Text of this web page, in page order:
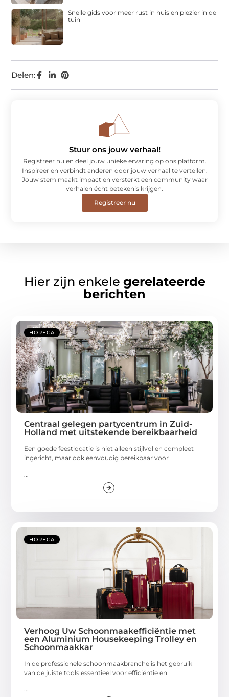
Delen:
Snelle gids voor meer rust in huis en plezier in de
tuin
Stuur ons jouw verhaal!
Registreer nu en deel jouw unieke ervaring op ons platform.
Inspireer en verbindt anderen door jouw verhaal te vertellen.
Jouw stem maakt impact en versterkt een community waar
verhalen écht betekenis krijgen.
Registreer nu
Hier zijn enkele gerelateerde
berichten
HORECA
Centraal gelegen partycentrum in Zuid-
Holland met uitstekende bereikbaarheid
Een goede feestlocatie is niet alleen stijlvol en compleet
ingericht, maar ook eenvoudig bereikbaar voor
HORECA
Verhoog Uw Schoonmaakefficiëntie met
een Aluminium Housekeeping Trolley en
Schoonmaakkar
In de professionele schoonmaakbranche is het gebruik
van de juiste tools essentieel voor efficiëntie en
...